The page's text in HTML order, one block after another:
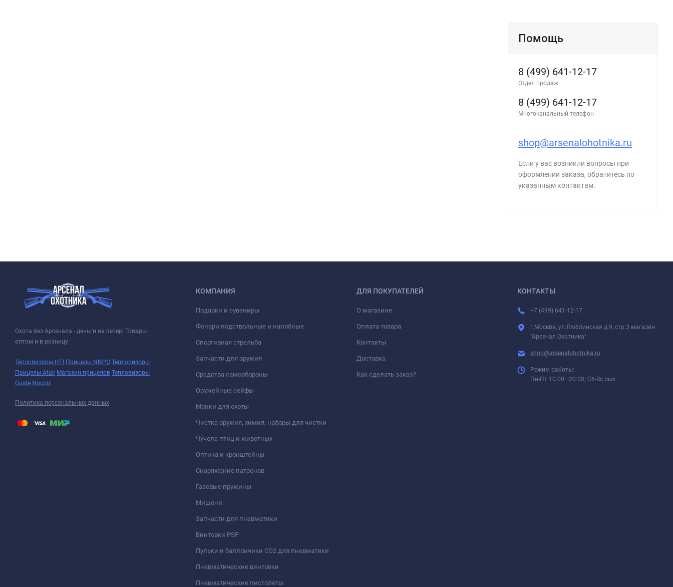
Помощь
8 (499) 641-12-17
Отдел продаж
8 (499) 641-12-17
Многоканальный телефон
shop@arsenalohotnika.ru
Если у вас возникли вопросы при
оформлении заказа, обратитесь по
указанным контактам.
Охота без Арсенала - деньги на ветер! Товары
оптом и в розницу
Тепловизоры HTI Прицелы NNPO Тепловизоры
Прицелы Atak Магазин прицелов Тепловизоры
Guide Nocpix
Политика персональных данных
КОМПАНИЯ
Подарки и сувениры
Фонари подствольные и налобные
Спортивная стрельба
Запчасти для оружия
Средства самообороны
Оружейные сейфы
Манки для охоты
Чистка оружия, химия, наборы для чистки
Чучела птиц и животных
Оптика и кронштейны
Снаряжение патронов
Газовые пружины
Мишени
Запчасти для пневматики
Винтовки PSP
Пульки и баллончики СО2 для пневматики
Пневматические винтовки
Пневматические пистолеты
ДЛЯ ПОКУПАТЕЛЕЙ
О магазине
Оплата товара
Контакты
Доставка
Как сделать заказ?
КОНТАКТЫ
+7 (499) 641-12-17
г.Москва, ул.Люблинская д.9, стр.3 магазин
"Арсенал Охотника"
shop@arsenalohotnika.ru
Режим работы:
Пн-Пт 10:00—20:00; Сб-Вс вых